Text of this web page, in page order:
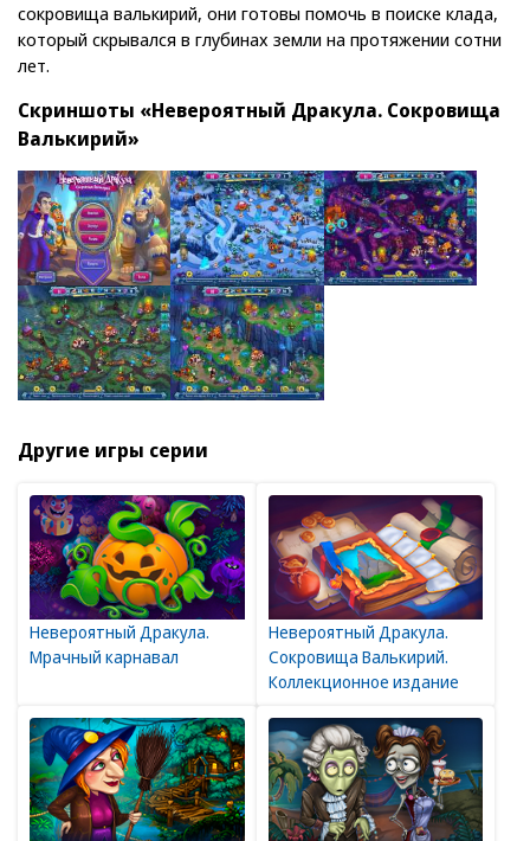
сокровища валькирий, они готовы помочь в поиске клада,
который скрывался в глубинах земли на протяжении сотни
лет.
Скриншоты «Невероятный Дракула. Сокровища
Валькирий»
Другие игры серии
Невероятный Дракула.
Мрачный карнавал
Невероятный Дракула.
Сокровища Валькирий.
Коллекционное издание